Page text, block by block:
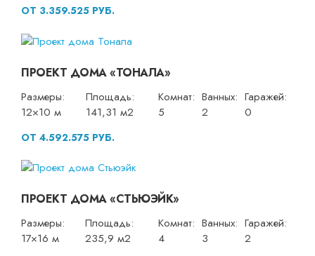
ОТ 3.359.525 РУБ.
ПРОЕКТ ДОМА «ТОНАЛА»
Размеры:
12×10 м
Площадь:
141,31 м2
Комнат:
5
Ванных:
2
Гаражей:
0
ОТ 4.592.575 РУБ.
ПРОЕКТ ДОМА «СТЬЮЭЙК»
Размеры:
17×16 м
Площадь:
235,9 м2
Комнат:
4
Ванных:
3
Гаражей:
2